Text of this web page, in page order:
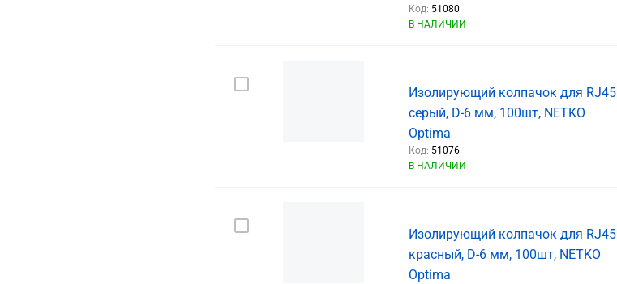
Код: 51080
В НАЛИЧИИ
Изолирующий колпачок для RJ45
серый, D-6 мм, 100шт, NETKO
Optima
Код: 51076
В НАЛИЧИИ
Изолирующий колпачок для RJ45
красный, D-6 мм, 100шт, NETKO
Optima